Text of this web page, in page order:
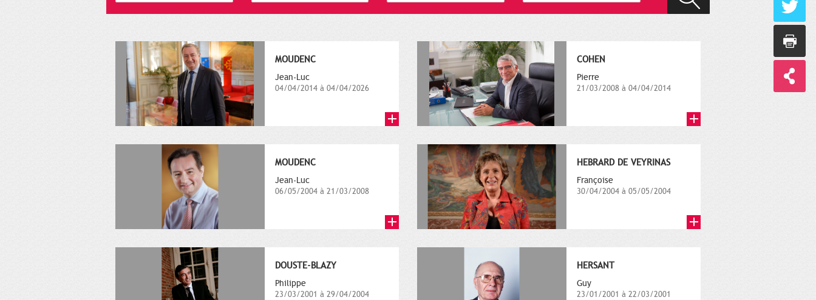
MOUDENC
Jean-Luc
04/04/2014 à 04/04/2026
COHEN
Pierre
21/03/2008 à 04/04/2014
MOUDENC
Jean-Luc
06/05/2004 à 21/03/2008
HEBRARD DE VEYRINAS
Françoise
30/04/2004 à 05/05/2004
DOUSTE-BLAZY
Philippe
23/03/2001 à 29/04/2004
HERSANT
Guy
23/01/2001 à 22/03/2001